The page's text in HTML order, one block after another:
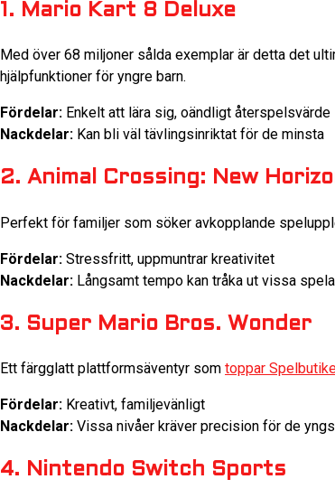
1. Mario Kart 8 Deluxe
Med över 68 miljoner sålda exemplar är detta det
hjälpfunktioner för yngre barn.
Fördelar: Enkelt att lära sig, oändligt återspelsvärde
Nackdelar: Kan bli väl tävlingsinriktat för de minsta
2. Animal Crossing: New
Perfekt för familjer som söker avkopplande
Fördelar: Stressfritt, uppmuntrar kreativitet
Nackdelar: Långsamt tempo kan tråka ut vissa
3. Super Mario Bros. Wonder
Ett färgglatt plattformsäventyr som toppar
Fördelar: Kreativt, familjevänligt
Nackdelar: Vissa nivåer kräver precision för de
4. Nintendo Switch Sports